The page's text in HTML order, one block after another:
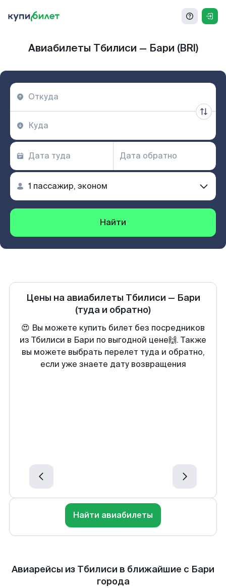
Авиабилеты Тбилиси — Бари (BRI)
Найти
Цены на авиабилеты Тбилиси — Бари
(туда и обратно)
😍 Вы можете купить билет без посредников
из Тбилиси в Бари по выгодной цене🙌. Также
вы можете выбрать перелет туда и обратно,
если уже знаете дату возвращения
Найти авиабилеты
Авиарейсы из Тбилиси в ближайшие с Бари
города